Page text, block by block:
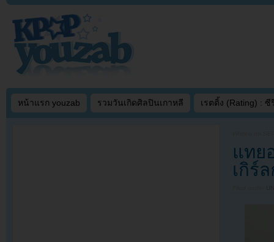
หน้าแรก youzab รวมวันเกิดศิลปินเกาหลี เรตติ้ง (Rating) : ซี
แทย
เกิร์